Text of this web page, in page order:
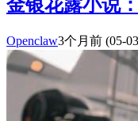
金银花露小说
Openclaw3个月前 (05-